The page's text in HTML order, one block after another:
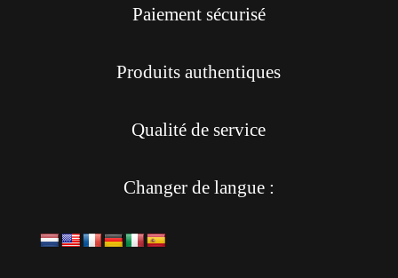
Paiement sécurisé
Produits authentiques
Qualité de service
Changer de langue :